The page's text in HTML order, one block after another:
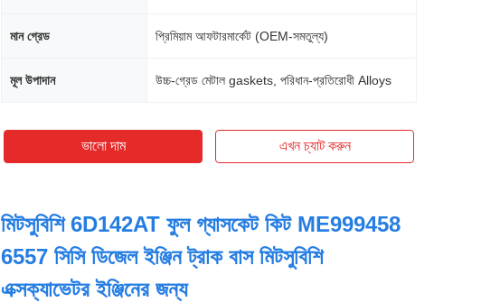
মান গ্রেড প্রিমিয়াম আফটারমার্কেট (OEM-সমতুল্য)
মূল উপাদান উচ্চ-গ্রেড মেটাল gaskets, পরিধান-প্রতিরোধী Alloys
ভালো দাম এখন চ্যাট করুন
মিটসুবিশি 6D142AT ফুল গ্যাসকেট কিট ME999458
6557 সিসি ডিজেল ইঞ্জিন ট্রাক বাস মিটসুবিশি
এক্সক্যাভেটর ইঞ্জিনের জন্য